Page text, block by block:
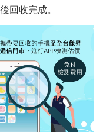
回收完成。